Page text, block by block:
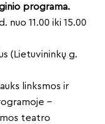
programa.
nuo 11.00 iki 15.00
(Lietuvininkų g.
linksmos ir
–
teatro